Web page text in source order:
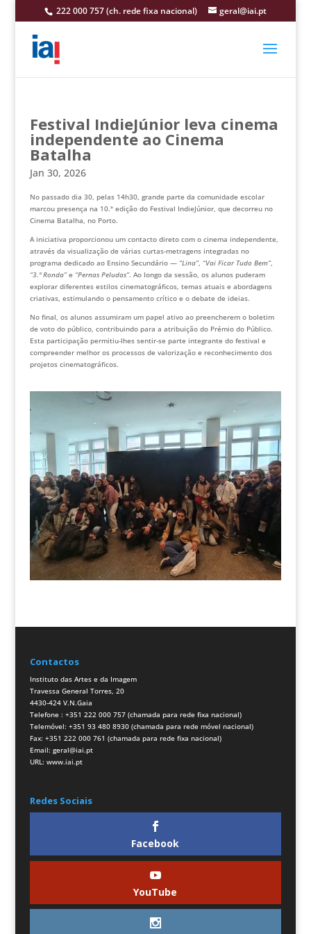
222 000 757 (ch. rede fixa nacional) geral@iai.pt
Festival IndieJúnior leva cinema
independente ao Cinema
Batalha
Jan 30, 2026
No passado dia 30, pelas 14h30, grande parte da comunidade escolar
marcou presença na 10.ª edição do Festival IndieJúnior, que decorreu no
Cinema Batalha, no Porto.
A iniciativa proporcionou um contacto direto com o cinema independente,
através da visualização de várias curtas-metragens integradas no
programa dedicado ao Ensino Secundário — “Lina”, “Vai Ficar Tudo Bem”,
“3.ª Ronda”e “Pernas Peludas”. Ao longo da sessão, os alunos puderam
explorar diferentes estilos cinematográficos, temas atuais e abordagens
criativas, estimulando o pensamento crítico e o debate de ideias.
No final, os alunos assumiram um papel ativo ao preencherem o boletim
de voto do público, contribuindo para a atribuição do Prémio do Público.
Esta participação permitiu-lhes sentir-se parte integrante do festival e
compreender melhor os processos de valorização e reconhecimento dos
projetos cinematográficos.
Contactos
Instituto das Artes e da Imagem
Travessa General Torres, 20
4430-424 V.N.Gaia
Telefone : +351 222 000 757 (chamada para rede fixa nacional)
Telemóvel: +351 93 480 8930 (chamada para rede móvel nacional)
Fax: +351 222 000 761 (chamada para rede fixa nacional)
Email: geral@iai.pt
URL: www.iai.pt
Redes Sociais
Facebook
YouTube